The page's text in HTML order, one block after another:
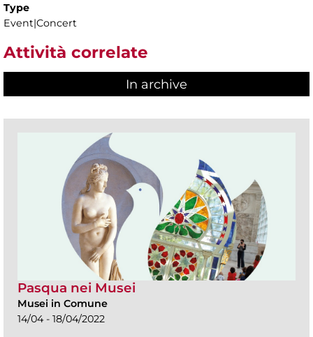
Type
Event|Concert
Attività correlate
In archive
Pasqua nei Musei
Musei in Comune
14/04 - 18/04/2022